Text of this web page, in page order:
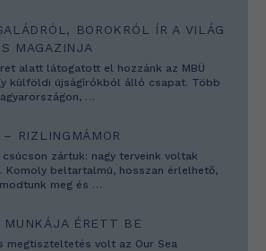
BOROKRÓL ÍR A VILÁG
MAGAZINJA
alatt látogatott el hozzánk az MBÜ
külföldi újságírókból álló csapat. Több
…
RIZLINGMÁMOR
zártuk: nagy terveink voltak
Komoly beltartalmú, hosszan érlelhető,
meg és …
MUNKÁJA ÉRETT BE
megtiszteltetés volt az Our Sea